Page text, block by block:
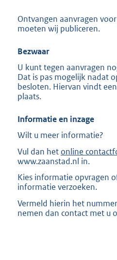
Ontvangen aanvragen
moeten wij publiceren.
Bezwaar
U kunt tegen aanvragen
Dat is pas mogelijk nadat
besloten. Hiervan vindt
plaats.
Informatie en inzage
Wilt u meer informatie?
Vul dan het E
x
e
r
n
e
l
online
www.zaanstad.nl in.
Kies informatie opvragen
informatie verzoeken.
Vermeld hierin het
nemen dan contact met u